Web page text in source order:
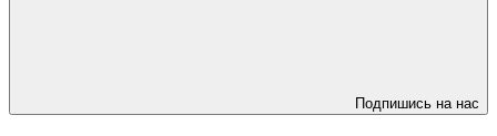
Подпишись на нас